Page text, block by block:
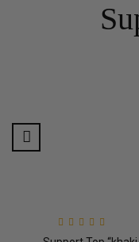
Bewertet mit5.00